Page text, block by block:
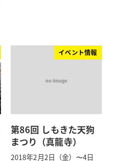
イベント情報
第86回 しもきた天狗
まつり（真龍寺）
2018年2月2日（金）〜4日